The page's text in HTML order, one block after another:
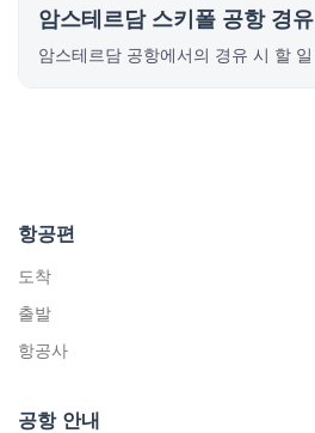
암스테르담 스키폴 공항 경유
암스테르담 공항에서의 경유 시 할 일
항공편
도착
출발
항공사
공항 안내